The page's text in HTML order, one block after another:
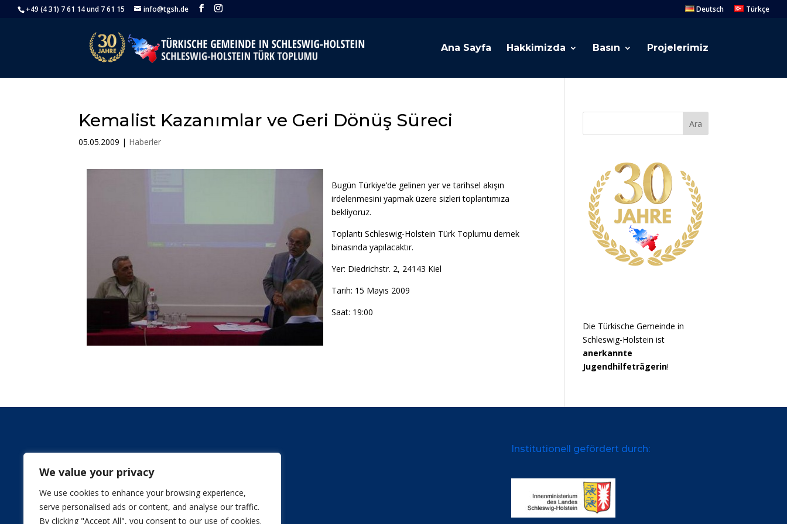
We value your privacy
We use cookies to enhance your browsing experience,
serve personalised ads or content, and analyse our traffic.
By clicking "Accept All", you consent to our use of cookies.
+49 (4 31) 7 61 14 und 7 61 15 info@tgsh.de Deutsch Türkçe
Ana Sayfa Hakkimizda Basın Projelerimiz
Kemalist Kazanımlar ve Geri Dönüş Süreci
05.05.2009 | Haberler
Bugün Türkiye’de gelinen yer ve tarihsel akışın
irdelenmesini yapmak üzere sizleri toplantımıza
bekliyoruz.
Toplantı Schleswig-Holstein Türk Toplumu dernek
binasında yapılacaktır.
Yer: Diedrichstr. 2, 24143 Kiel
Tarih: 15 Mayıs 2009
Saat: 19:00
Ara
Die Türkische Gemeinde in
Schleswig-Holstein ist
anerkannte
Jugendhilfeträgerin!
Institutionell gefördert durch: